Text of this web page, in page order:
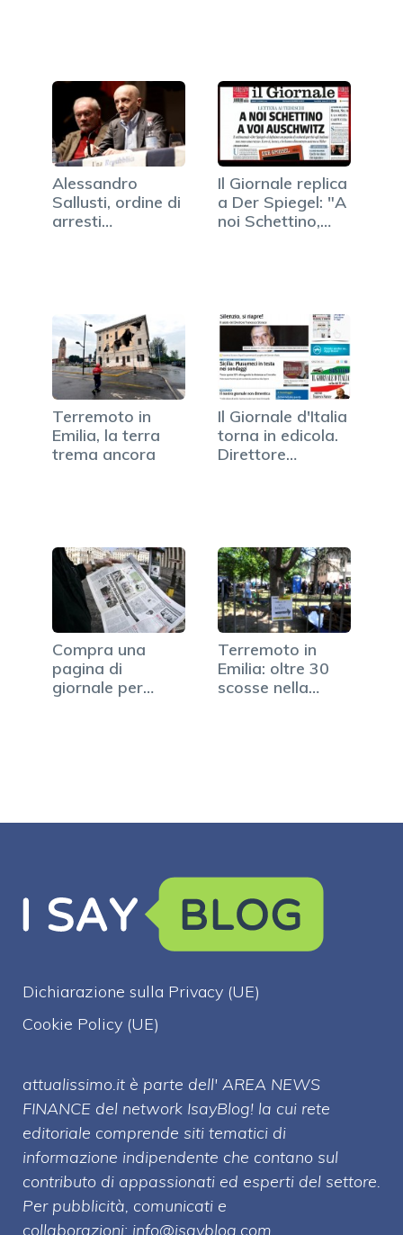
Alessandro
Sallusti, ordine di
arresti
Il Giornale replica
a Der Spiegel: "A
noi Schettino,…
Terremoto in
Emilia, la terra
trema ancora
Il Giornale d'Italia
torna in edicola.
Direttore…
Compra una
pagina di
giornale per
Terremoto in
Emilia: oltre 30
scosse nella
Dichiarazione sulla Privacy (UE)
Cookie Policy (UE)
attualissimo.it è parte dell' AREA NEWS
FINANCE del network IsayBlog! la cui rete
editoriale comprende siti tematici di
informazione indipendente che contano sul
contributo di appassionati ed esperti del settore.
Per pubblicità, comunicati e
collaborazioni: info@isayblog.com